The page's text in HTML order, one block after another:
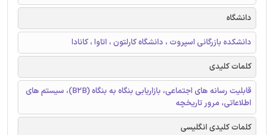
دانشگاه
دانشکده بازرگانی اسپروت ، دانشگاه کارلتون ، اتاوا ، کانادا
کلمات کلیدی
قابلیت رسانه های اجتماعی، بازاریابی بنگاه به بنگاه (B2B)، سیستم های
اطلاعاتی، مرور تاریخچه
کلمات کلیدی انگلیسی